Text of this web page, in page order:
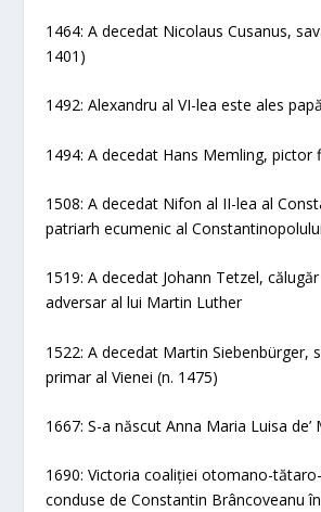
1464: A decedat Nicolaus Cusanus,
1401)
1492: Alexandru al VI-lea este ales
1494: A decedat Hans Memling, pictor
1508: A decedat Nifon al II-lea al
patriarh ecumenic al Constantinopolului
1519: A decedat Johann Tetzel,
adversar al lui Martin Luther
1522: A decedat Martin Siebenbürger,
primar al Vienei (n. 1475)
1667: S-a născut Anna Maria Luisa de’
1690: Victoria coaliției otomano-
conduse de Constantin Brâncoveanu